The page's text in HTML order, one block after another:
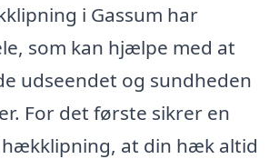
i Gassum har
som kan hjælpe med at
udseendet og sundheden
For det første sikrer en
at din hæk altid